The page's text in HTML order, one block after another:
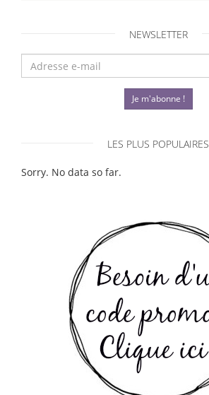
NEWSLETTER
Je m'abonne !
LES PLUS POPULAIRES
Sorry. No data so far.